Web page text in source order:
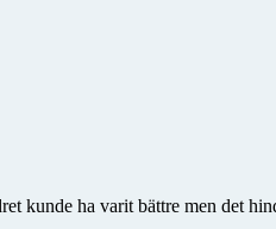
kunde ha varit bättre men det